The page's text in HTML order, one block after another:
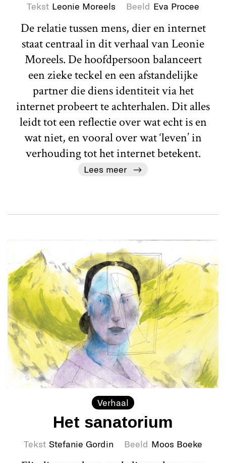
Tekst Leonie Moreels Beeld Eva Procee
De relatie tussen mens, dier en internet
staat centraal in dit verhaal van Leonie
Moreels. De hoofdpersoon balanceert
een zieke teckel en een afstandelijke
partner die diens identiteit via het
internet probeert te achterhalen. Dit alles
leidt tot een reflectie over wat echt is en
wat niet, en vooral over wat ‘leven’ in
verhouding tot het internet betekent.
Lees meer
Verhaal
Het sanatorium
Tekst Stefanie Gordin Beeld Moos Boeke